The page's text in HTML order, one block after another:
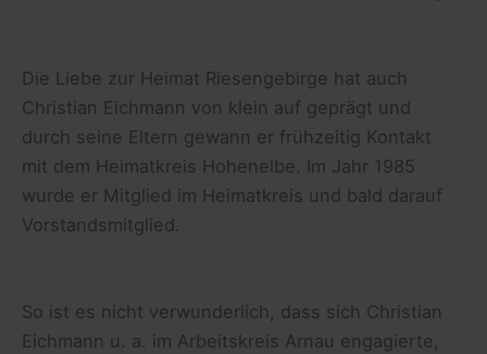
Die Liebe zur Heimat Riesengebirge hat auch
Christian Eichmann von klein auf geprägt und
durch seine Eltern gewann er frühzeitig Kontakt
mit dem Heimatkreis Hohenelbe. Im Jahr 1985
wurde er Mitglied im Heimatkreis und bald darauf
Vorstandsmitglied.
So ist es nicht verwunderlich, dass sich Christian
Eichmann u. a. im Arbeitskreis Arnau engagierte,